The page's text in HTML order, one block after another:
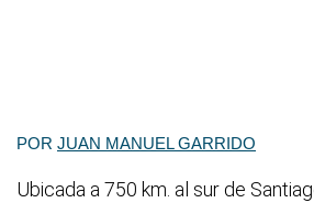
POR JUAN MANUEL GARRIDO
Ubicada a 750 km. al sur de